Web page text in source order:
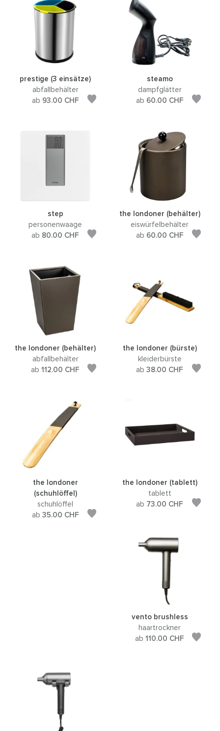
prestige (3 einsätze)
abfallbehälter
ab 93.00 CHF
steamo
dampfglätter
ab 60.00 CHF
step
personenwaage
ab 80.00 CHF
the londoner (behälter)
eiswürfelbehälter
ab 60.00 CHF
the londoner (behälter)
abfallbehälter
ab 112.00 CHF
the londoner (bürste)
kleiderbürste
ab38.00 CHF
the londoner
(schuhlöffel)
schuhlöffel
ab 35.00 CHF
the londoner (tablett)
tablett
ab 73.00 CHF
vento brushless
haartrockner
ab110.00 CHF